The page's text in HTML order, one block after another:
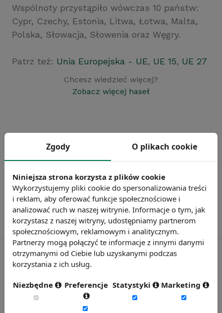
Wspólnoty przystąpiło wówczas 10 państw:
Cypr, Czechy, Estonia, Litwa, Łotwa, Malta,
Polska, Słowacja, Słowenia oraz Węgry.
Patrz też: Unia Europejska - UE, UE 15, UE 27
Chcesz wiedzieć więcej?
Zobacz więcej haseł
sedlak.pl
wynagrodzenia.pl
Zgody O plikach cookie
Niniejsza strona korzysta z plików cookie
Wykorzystujemy pliki cookie do spersonalizowania treści
i reklam, aby oferować funkcje społecznościowe i
analizować ruch w naszej witrynie. Informacje o tym, jak
korzystasz z naszej witryny, udostępniamy partnerom
społecznościowym, reklamowym i analitycznym.
Partnerzy mogą połączyć te informacje z innymi danymi
otrzymanymi od Ciebie lub uzyskanymi podczas
korzystania z ich usług.
Niezbędne Preferencje Statystyki Marketing